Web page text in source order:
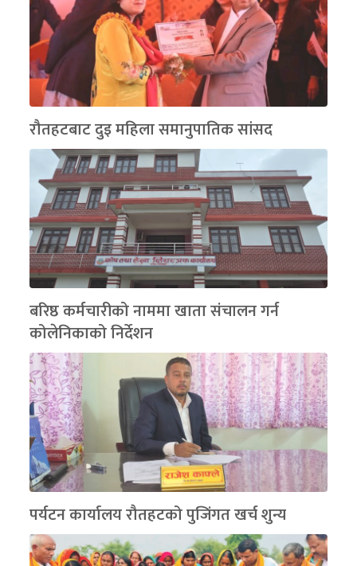
रौतहटबाट दुइ महिला समानुपातिक सांसद
बरिष्ठ कर्मचारीको नाममा खाता संचालन गर्न
कोलेनिकाको निर्देशन
पर्यटन कार्यालय रौतहटको पुजिंगत खर्च शुन्य